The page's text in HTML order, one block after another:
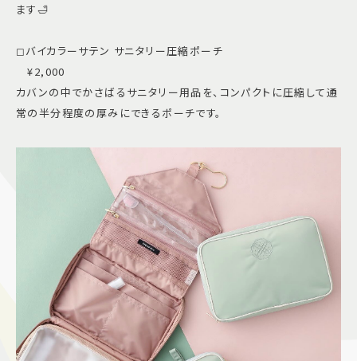
ます🛁
◻︎バイカラーサテン サニタリー圧縮ポーチ
¥2,000
カバンの中でかさばるサニタリー用品を、コンパクトに圧縮して通
常の半分程度の厚みにできるポーチです。